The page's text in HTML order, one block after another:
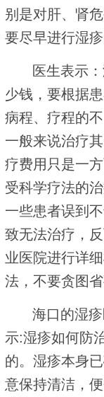
别是对肝、肾
要尽早进行湿疹
医生表示
少钱，要根据
病程、疗程的
一般来说治疗
疗费用只是一
受科学疗法的
一些患者误到
致无法治疗，
业医院进行详
法，不要贪图
海口的湿
示:湿疹如何防
的。湿疹本身
意保持清洁，